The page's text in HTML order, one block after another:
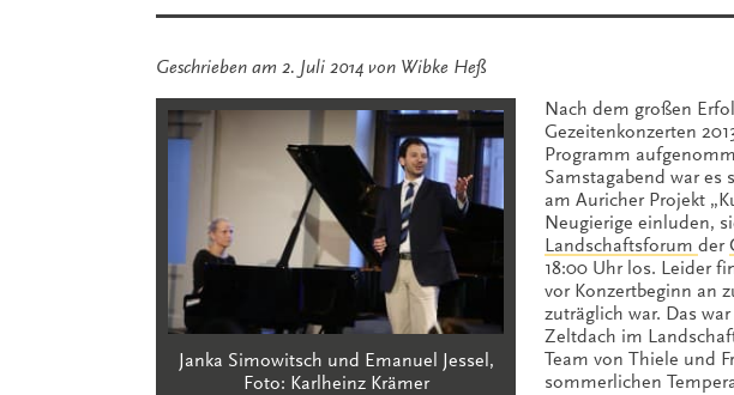
Geschrieben am 2. Juli 2014 von Wibke Heß
Janka Simowitsch und Emanuel Jessel,
Foto: Karlheinz Krämer
Nach dem großen
Gezeitenkonzerten
Programm
Samstagabend war es
am Auricher Projekt
Neugierige einluden,
Landschaftsforum der
18:00 Uhr los. Leider
vor Konzertbeginn an
zuträglich war. Das
Zeltdach im
Team von Thiele und
sommerlichen